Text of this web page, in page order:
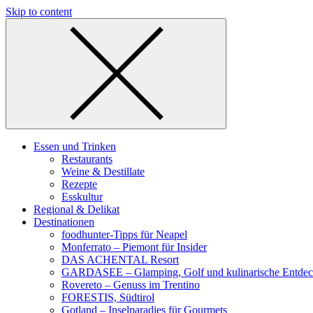
Skip to content
Essen und Trinken
Restaurants
Weine & Destillate
Rezepte
Esskultur
Regional & Delikat
Destinationen
foodhunter-Tipps für Neapel
Monferrato – Piemont für Insider
DAS ACHENTAL Resort
GARDASEE – Glamping, Golf und kulinarische
Rovereto – Genuss im Trentino
FORESTIS, Südtirol
Gotland – Inselparadies für Gourmets